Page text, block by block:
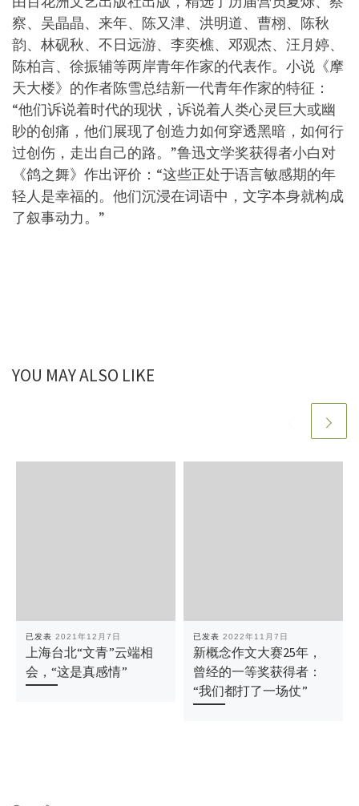
察、吴晶晶、来年、陈又津、洪明道、曹栩、陈秋
韵、林砚秋、不日远游、李奕樵、邓观杰、汪月婷、
陈柏言、徐振辅等两岸青年作家的代表作。小说《摩
天大楼》的作者陈雪总结新一代青年作家的特征：
“他们诉说着时代的现状，诉说着人类心灵巨大或幽
眇的创痛，他们展现了创造力如何穿透黑暗，如何行
过创伤，走出自己的路。”鲁迅文学奖获得者小白对
《鸽之舞》作出评价：“这些正处于语言敏感期的年
轻人是幸福的。他们沉浸在词语中，文字本身就构成
了叙事动力。”
YOU MAY ALSO LIKE
已发表 2021年12月7日
上海台北“文青”云端相
会，“这是真感情”
已发表 2022年11月7日
新概念作文大赛25年，
曾经的一等奖获得者：
“我们都打了一场仗”